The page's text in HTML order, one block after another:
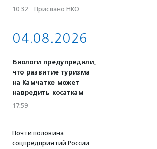
10:32 · Прислано НКО
04.08.2026
Биологи предупредили,
что развитие туризма
на Камчатке может
навредить косаткам
17:59
Почти половина
соцпредприятий России